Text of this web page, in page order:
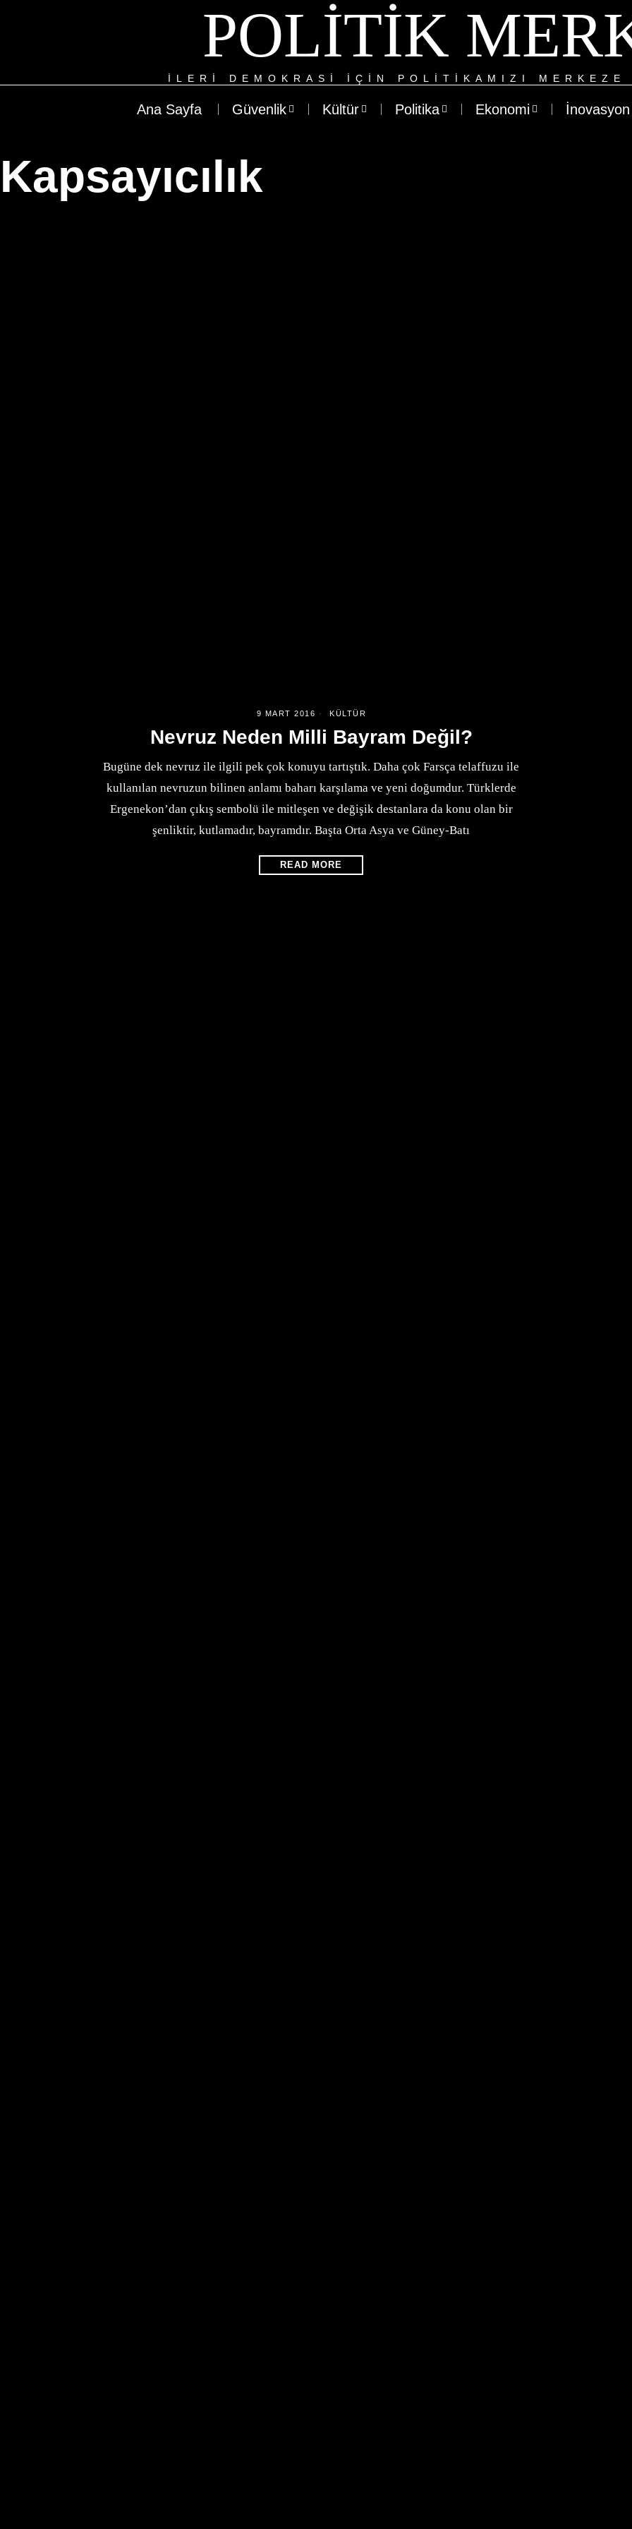
POLITIK
ILERI DEMOKRASI IÇIN POLITIKAMIZI
Ana Sayfa Güvenlik Kültür Politika Ekonomi İnovasyon
Kapsayıcılık
9 MART 2016 KÜLTÜR
Nevruz Neden Milli Bayram Değil?
Bugüne dek nevruz ile ilgili pek çok konuyu tartıştık. Daha çok Farsça telaffuzu ile
kullanılan nevruzun bilinen anlamı baharı karşılama ve yeni doğumdur. Türklerde
Ergenekon’dan çıkış sembolü ile mitleşen ve değişik destanlara da konu olan bir
şenliktir, kutlamadır, bayramdır. Başta Orta Asya ve Güney-Batı
READ MORE